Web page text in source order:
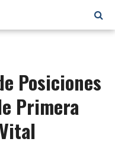
Posiciones
Primera